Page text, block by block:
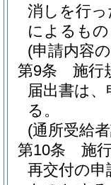
消しを行
によるも
(申請内容
第9条
施行
届出書は
る。
(通所受給
第10条
施
再交付の申